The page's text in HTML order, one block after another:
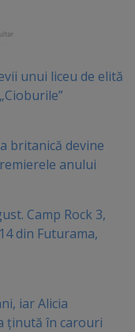
unui liceu de elită
britanică devine
anului
Camp Rock 3,
din Futurama,
iar Alicia
ținută în carouri